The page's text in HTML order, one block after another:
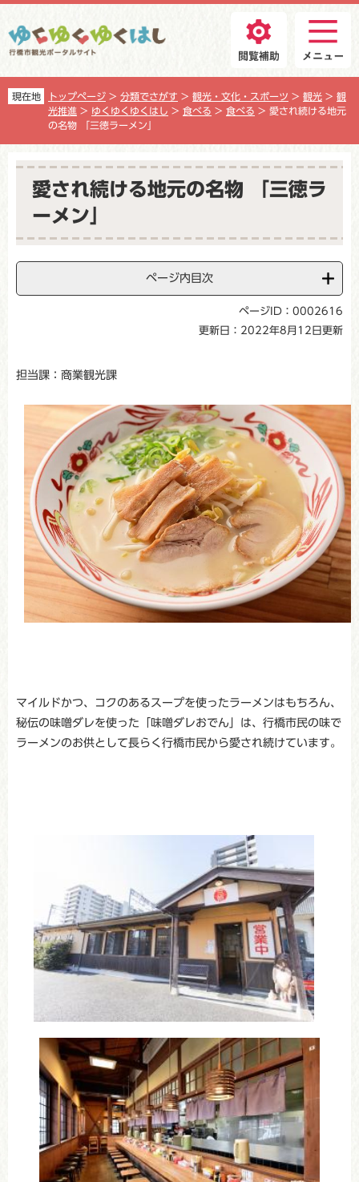
の
先
。
ー
を
て
現在地 トップページ > 分類でさがす > 観光・文化・スポーツ > 観光 > 観
光推進 > ゆくゆくゆくはし > 食べる > 食べる > 愛され続ける地元
の名物 「三徳ラーメン」
本
愛され続ける地元の名物 「三徳ラ
ーメン」
ページ内目次
ページID：0002616
更新日：2022年8月12日更新
担当課：商業観光課
マイルドかつ、コクのあるスープを使ったラーメンはもちろん、
秘伝の味噌ダレを使った「味噌ダレおでん」は、行橋市民の味で
ラーメンのお供として長らく行橋市民から愛され続けています。